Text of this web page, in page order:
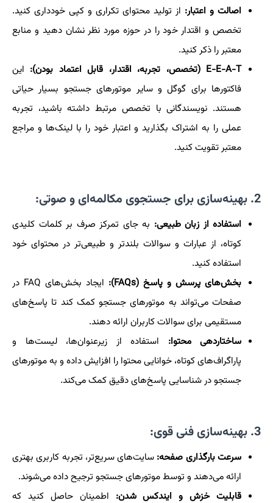
اصالت و اعتبار: از تولید محتوای تکراری و کپی خودداری کنید.
تخصص و اقتدار خود را در حوزه مورد نظر نشان دهید و منابع
معتبر را ذکر کنید.
E-E-A-T (تخصص، تجربه، اقتدار، قابل اعتماد بودن):
این
فاکتورها برای گوگل و سایر موتورهای جستجو بسیار حیاتی
هستند. نویسندگانی با تخصص مرتبط داشته باشید، تجربه
عملی را به اشتراک بگذارید و اعتبار خود را با لینک‌ها و مراجع
معتبر تقویت کنید.
2. بهینه‌سازی برای جستجوی مکالمه‌ای و صوتی:
استفاده از زبان طبیعی: به جای تمرکز صرف بر کلمات کلیدی
کوتاه، از عبارات و سوالات بلندتر و طبیعی‌تر در محتوای خود
استفاده کنید.
بخش‌های پرسش و پاسخ (FAQs):
ایجاد بخش‌های FAQ در
صفحات می‌تواند به موتورهای جستجو کمک کند تا پاسخ‌های
مستقیمی برای سوالات کاربران ارائه دهند.
ساختاردهی محتوا: استفاده از زیرعنوان‌ها، لیست‌ها و
پاراگراف‌های کوتاه، خوانایی محتوا را افزایش داده و به موتورهای
جستجو در شناسایی پاسخ‌های دقیق کمک می‌کند.
3. بهینه‌سازی فنی قوی:
سرعت بارگذاری صفحه: سایت‌های سریع‌تر، تجربه کاربری بهتری
ارائه می‌دهند و توسط موتورهای جستجو ترجیح داده می‌شوند.
قابلیت خزش و ایندکس شدن: اطمینان حاصل کنید که